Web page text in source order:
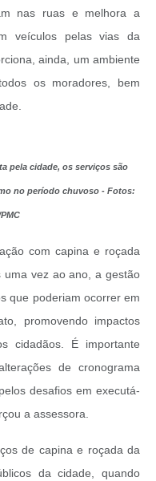
nas ruas e melhora a
veículos pelas vias da
ainda, um ambiente
os moradores, bem
pela cidade, os serviços são
no período chuvoso - Fotos:
com capina e roçada
vez ao ano, a gestão
que poderiam ocorrer em
promovendo impactos
cidadãos. É importante
de cronograma
desafios em executá-
a assessora.
de capina e roçada da
da cidade, quando